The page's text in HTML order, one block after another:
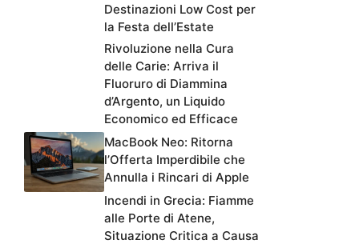
Destinazioni Low Cost per
la Festa dell’Estate
Rivoluzione nella Cura
delle Carie: Arriva il
Fluoruro di Diammina
d’Argento, un Liquido
Economico ed Efficace
MacBook Neo: Ritorna
l’Offerta Imperdibile che
Annulla i Rincari di Apple
Incendi in Grecia: Fiamme
alle Porte di Atene,
Situazione Critica a Causa